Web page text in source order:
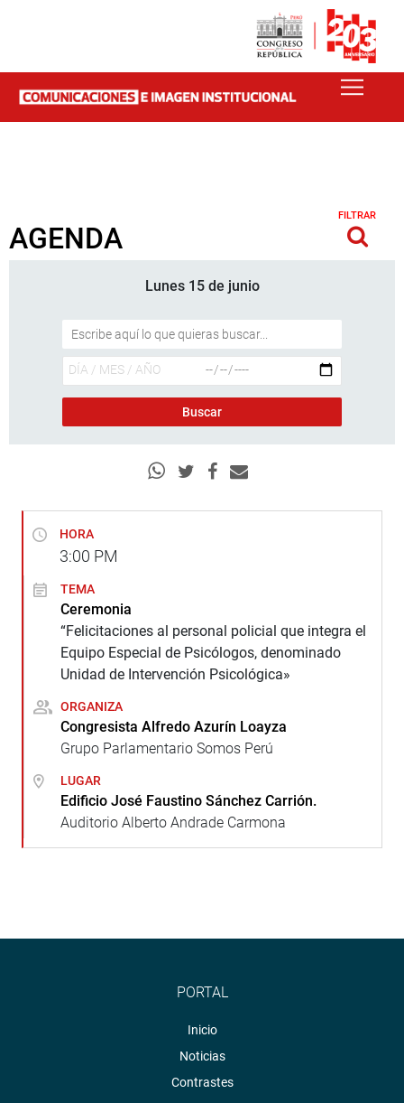
AGENDA
FILTRAR
Lunes 15 de junio
HORA
3:00 PM
TEMA
Ceremonia
“Felicitaciones al personal policial que integra el
Equipo Especial de Psicólogos, denominado
Unidad de Intervención Psicológica»
ORGANIZA
Congresista Alfredo Azurín Loayza
Grupo Parlamentario Somos Perú
LUGAR
Edificio José Faustino Sánchez Carrión.
Auditorio Alberto Andrade Carmona
PORTAL
Inicio
Noticias
Contrastes